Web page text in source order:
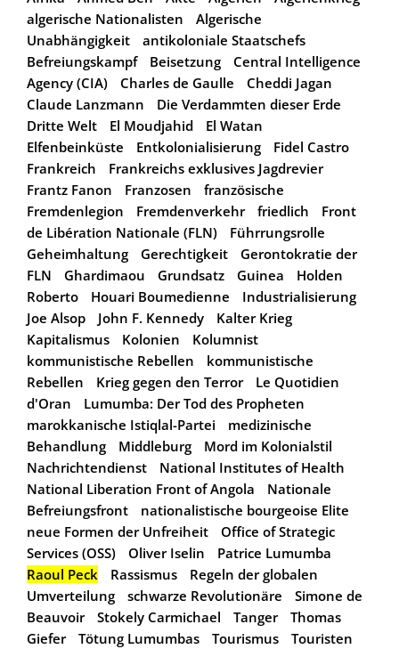
algerische Nationalisten
Algerische
Unabhängigkeit
antikoloniale Staatschefs
Befreiungskampf
Beisetzung
Central Intelligence
Agency (CIA)
Charles de Gaulle
Cheddi Jagan
Claude Lanzmann
Die Verdammten dieser Erde
Dritte Welt
El Moudjahid
El Watan
Elfenbeinküste
Entkolonialisierung
Fidel Castro
Frankreich
Frankreichs exklusives Jagdrevier
Frantz Fanon
Franzosen
französische
Fremdenlegion
Fremdenverkehr friedlich
Front
de Libération Nationale (FLN)
Führrungsrolle
Geheimhaltung
Gerechtigkeit
Gerontokratie der
FLN
Ghardimaou Grundsatz Guinea
Holden
Roberto
Houari Boumedienne
Industrialisierung
Joe Alsop
John F. Kennedy
Kalter Krieg
Kapitalismus
Kolonien
Kolumnist
kommunistische Rebellen
kommunistische
Rebellen
Krieg gegen den Terror
Le Quotidien
d'Oran
Lumumba: Der Tod des Propheten
marokkanische Istiqlal-Partei
medizinische
Behandlung
Middleburg
Mord im Kolonialstil
Nachrichtendienst
National Institutes of Health
National Liberation Front of Angola
Nationale
Befreiungsfront
nationalistische bourgeoise Elite
neue Formen der Unfreiheit
Office of Strategic
Services (OSS)
Oliver Iselin
Patrice Lumumba
Raoul Peck
Rassismus
Regeln der globalen
Umverteilung
schwarze Revolutionäre
Simone de
Beauvoir
Stokely Carmichael Tanger
Thomas
Giefer
Tötung Lumumbas Tourismus
Touristen